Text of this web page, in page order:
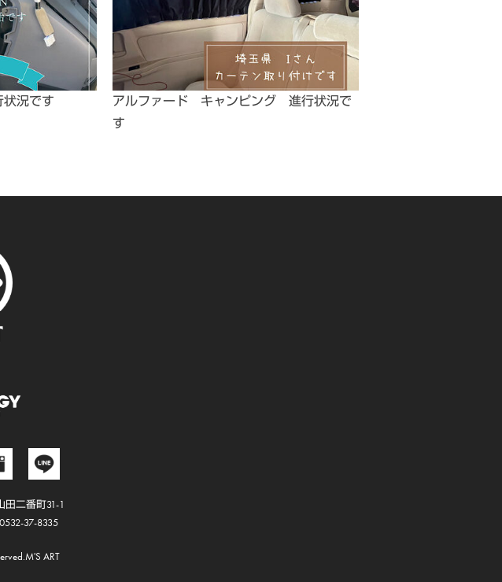
況です
アルファード キャンピング 進行状況で
す
田二番町31-1
37-8335
ART